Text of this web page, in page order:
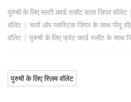
पुरुषों के लिए मल्टी कार्ड स्लॉट वाला ज़िपर वॉलेट |
वॉलेट | चारों ओर प्लास्टिक जिपर के साथ पीयू
वॉलेट | पुरुषों के लिए फ्रंट कार्ड स्लॉट के साथ
पुरुषों के लिए स्लिम वॉलेट